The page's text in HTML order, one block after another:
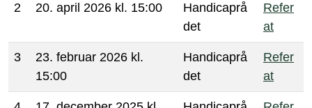
2 20. april 2026 kl. 15:00
Handicaprå
det
Refer
at
3
23. februar 2026 kl.
15:00
Handicaprå
det
Refer
at